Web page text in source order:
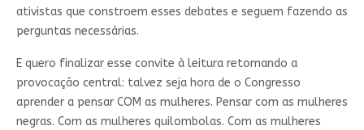
ativistas que constroem esses debates e seguem fazendo as
perguntas necessárias.
E quero finalizar esse convite à leitura retomando a
provocação central: talvez seja hora de o Congresso
aprender a pensar COM as mulheres. Pensar com as mulheres
negras. Com as mulheres quilombolas. Com as mulheres